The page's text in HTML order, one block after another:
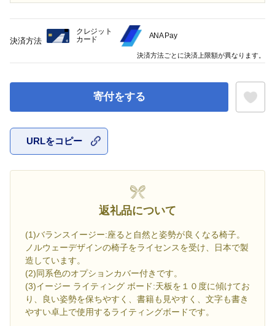
寄付をする
URLをコピー
返礼品について
(1)バランスイージー:座ると自然と姿勢が良くなる椅子。
ノルウェーデザインの椅子をライセンスを受け、日本で製
造しています。
(2)同系色のオプションカバー付きです。
(3)イージー ライティング ボード:天板を１０度に傾けてお
り、良い姿勢を保ちやすく、書籍も見やすく、文字も書き
やすい卓上で使用するライティングボードです。
決済方法
クレジット
カード
ANA Pay
決済方法ごとに決済上限額が異なります。